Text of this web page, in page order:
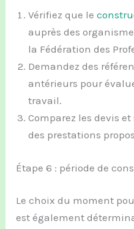
Vérifiez que le
auprès des
la Fédération des
Demandez des
antérieurs pour
travail.
Comparez les devis
des prestations
Étape 6 : période de
Le choix du moment
est également